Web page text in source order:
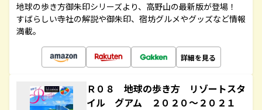
地球の歩き方御朱印シリーズより、高野山の最新版が登場！
すばらしい寺社の解説や御朱印、宿坊グルメやグッズなど情報
満載。
詳細を見る
Ｒ０８ 地球の歩き方 リゾートスタ
イル グアム ２０２０～２０２１